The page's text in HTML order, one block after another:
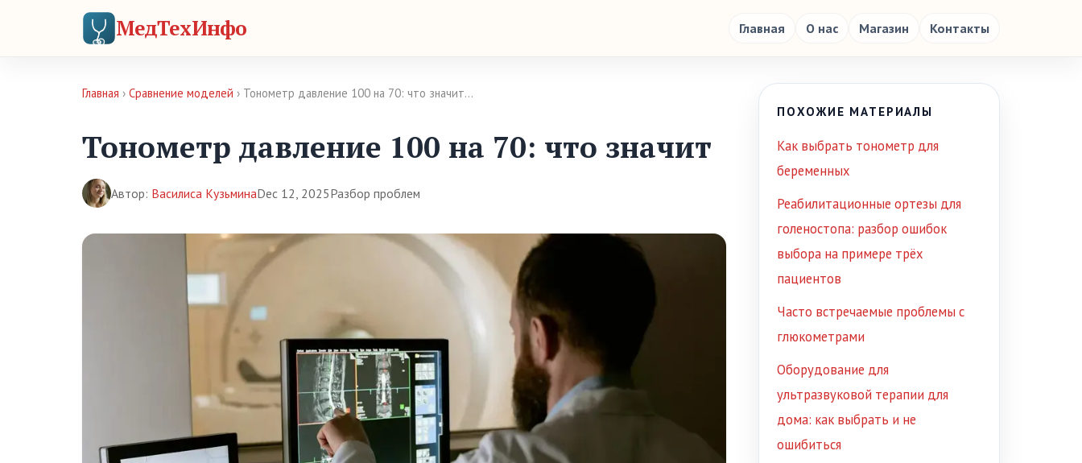
МедТехИнфо Главная О нас Магазин Контакты
Главная › Сравнение моделей › Тонометр давление 100 на 70: что значит…
Тонометр давление 100 на 70: что значит
Автор: Василиса КузьминаDec 12, 2025Разбор проблем
ПОХОЖИЕ МАТЕРИАЛЫ
Как выбрать тонометр для
беременных
Реабилитационные ортезы для
голеностопа: разбор ошибок
выбора на примере трёх
пациентов
Часто встречаемые проблемы с
глюкометрами
Оборудование для
ультразвуковой терапии для
дома: как выбрать и не
ошибиться